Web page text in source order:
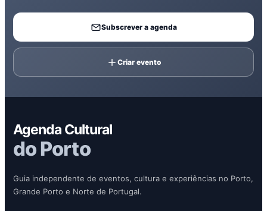
Subscrever a agenda
Criar evento
Agenda Cultural
do Porto
Guia independente de eventos, cultura e experiências no Porto,
Grande Porto e Norte de Portugal.